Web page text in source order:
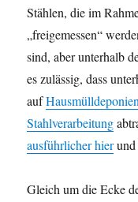
Stählen, die im
„freigemessen“
sind, aber unterhalb
es zulässig, dass
auf
Stahlverarbeitung
ausführlicher hier
Gleich um die Ecke